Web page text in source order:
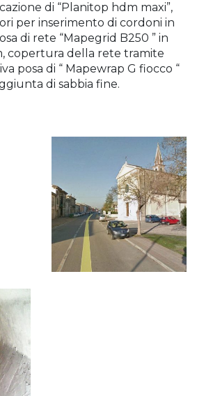
di “Planitop hdm maxi”,
per inserimento di cordoni in
di rete “Mapegrid B250 ” in
copertura della rete tramite
posa di “ Mapewrap G fiocco “
di sabbia fine.